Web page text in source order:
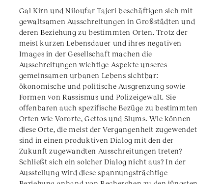
Gal Kirn und Niloufar Tajeri beschäftigen sich mit
gewaltsamen Ausschreitungen in Großstädten und
deren Beziehung zu bestimmten Orten. Trotz der
meist kurzen Lebensdauer und ihres negativen
Images in der Gesellschaft machen die
Ausschreitungen wichtige Aspekte unseres
gemeinsamen urbanen Lebens sichtbar:
ökonomische und politische Ausgrenzung sowie
Formen von Rassismus und Polizeigewalt. Sie
offenbaren auch spezifische Bezüge zu bestimmten
Orten wie Vororte, Gettos und Slums. Wie können
diese Orte, die meist der Vergangenheit zugewendet
sind in einen produktiven Dialog mit den der
Zukunft zugewandten Ausschreitungen treten?
Schließt sich ein solcher Dialog nicht aus? In der
Ausstellung wird diese spannungsträchtige